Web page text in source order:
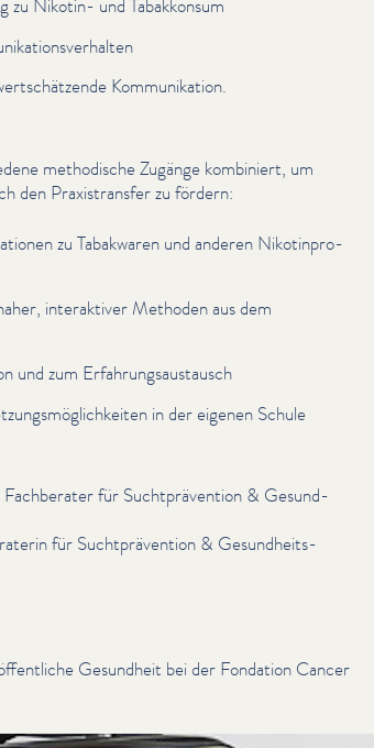
Kom­mu­nika­tion.
methodische Zugänge kombiniert, um
den Prax­is­trans­fer zu fördern:
zu Tabakwaren und anderen Nikot­in­pro­
inter­ak­tiv­er Methoden aus dem
und zum Erfahrungsaus­tausch
in der eigenen Schule
Fachberater für Sucht­präven­tion & Gesund­
für Sucht­präven­tion & Gesund­heits­
Gesundheit bei der Fondation Cancer